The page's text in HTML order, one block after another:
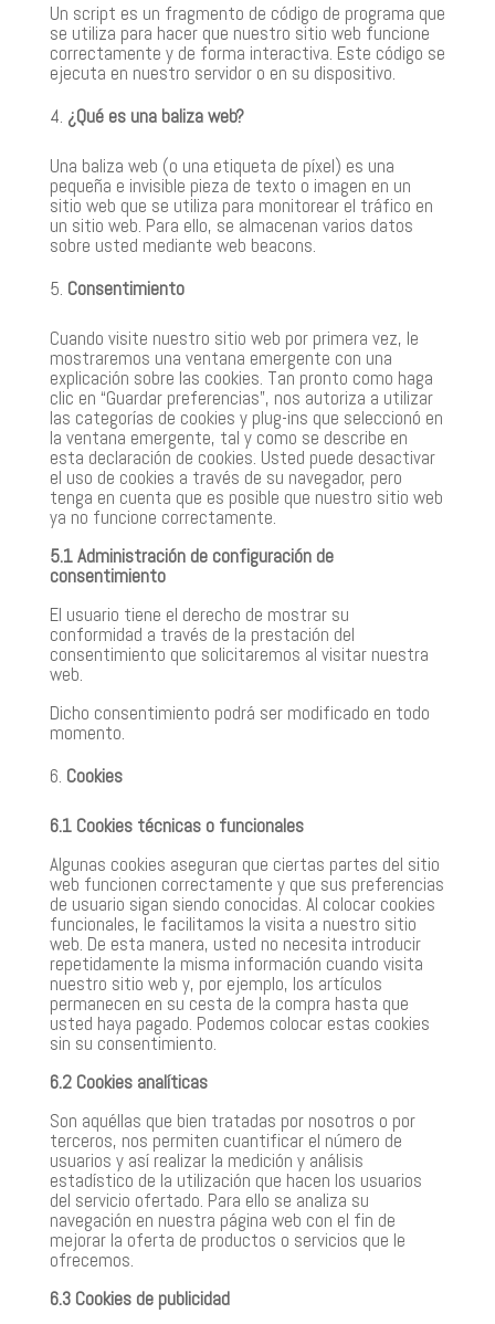
Un script es un fragmento de código de programa que
se utiliza para hacer que nuestro sitio web funcione
correctamente y de forma interactiva. Este código se
ejecuta en nuestro servidor o en su dispositivo.
¿Qué es una baliza web?
Una baliza web (o una etiqueta de píxel) es una
pequeña e invisible pieza de texto o imagen en un
sitio web que se utiliza para monitorear el tráfico en
un sitio web. Para ello, se almacenan varios datos
sobre usted mediante web beacons.
Consentimiento
Cuando visite nuestro sitio web por primera vez, le
mostraremos una ventana emergente con una
explicación sobre las cookies. Tan pronto como haga
clic en “Guardar preferencias”, nos autoriza a utilizar
las categorías de cookies y plug-ins que seleccionó en
la ventana emergente, tal y como se describe en
esta declaración de cookies. Usted puede desactivar
el uso de cookies a través de su navegador, pero
tenga en cuenta que es posible que nuestro sitio web
ya no funcione correctamente.
5.1 Administración de configuración de
consentimiento
El usuario tiene el derecho de mostrar su
conformidad a través de la prestación del
consentimiento que solicitaremos al visitar nuestra
web.
Dicho consentimiento podrá ser modificado en todo
momento.
Cookies
6.1 Cookies técnicas o funcionales
Algunas cookies aseguran que ciertas partes del sitio
web funcionen correctamente y que sus preferencias
de usuario sigan siendo conocidas. Al colocar cookies
funcionales, le facilitamos la visita a nuestro sitio
web. De esta manera, usted no necesita introducir
repetidamente la misma información cuando visita
nuestro sitio web y, por ejemplo, los artículos
permanecen en su cesta de la compra hasta que
usted haya pagado. Podemos colocar estas cookies
sin su consentimiento.
6.2 Cookies analíticas
Son aquéllas que bien tratadas por nosotros o por
terceros, nos permiten cuantificar el número de
usuarios y así realizar la medición y análisis
estadístico de la utilización que hacen los usuarios
del servicio ofertado. Para ello se analiza su
navegación en nuestra página web con el fin de
mejorar la oferta de productos o servicios que le
ofrecemos.
6.3 Cookies de publicidad